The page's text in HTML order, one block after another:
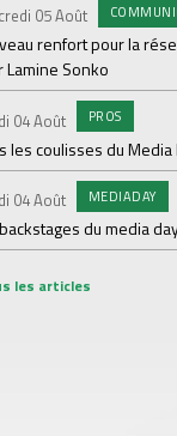
05 Août
renfort pour la
Lamine Sonko
04 Août PROS
les coulisses du Media
04 Août MEDIADAY
du media
les articles